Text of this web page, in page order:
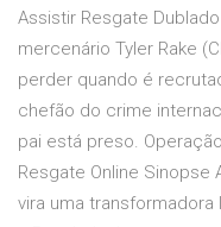
Assistir Resgate
mercenário Tyler Rake
perder quando é
chefão do crime
pai está preso.
Resgate Online
vira uma